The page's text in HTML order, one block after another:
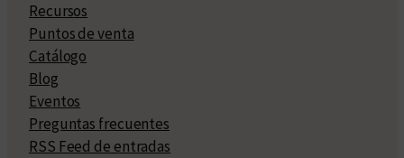
Recursos
Puntos de venta
Catálogo
Blog
Eventos
Preguntas frecuentes
RSS Feed de entradas